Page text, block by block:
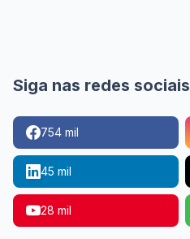
Siga nas redes sociais
754 mil
45 mil
28 mil